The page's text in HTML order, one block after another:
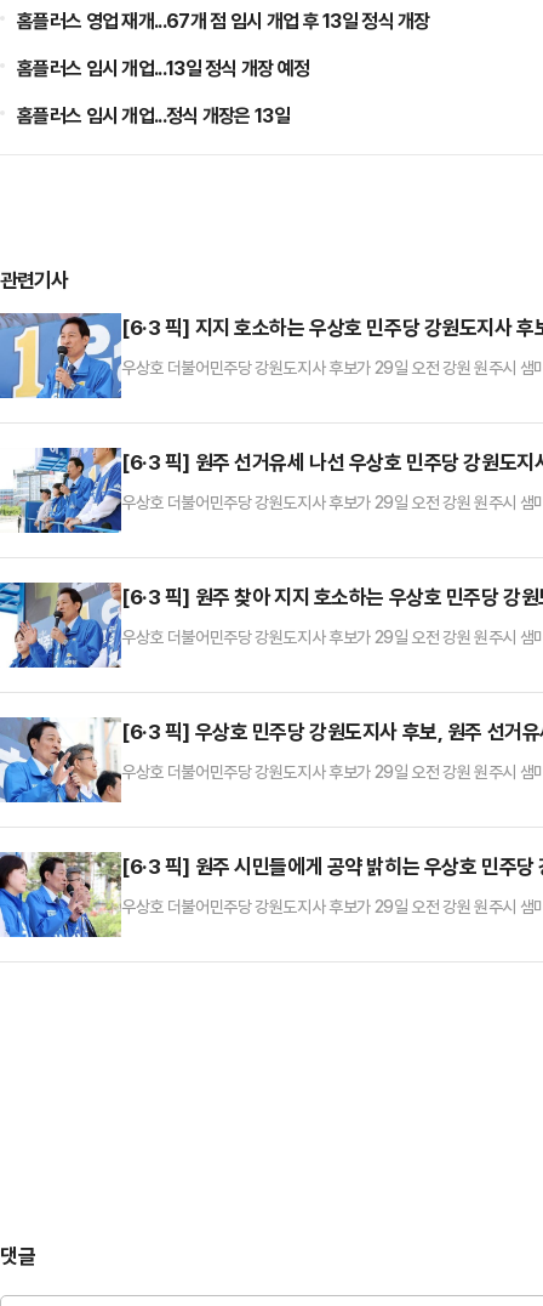
홈플러스 영업 재개...67개 점 임시 개업 후 13일 정식 개장
홈플러스 임시 개업...13일 정식 개장 예정
홈플러스 임시 개업...정식 개장은 13일
관련기사
[6·3 픽] 지지 호소하는 우상호 민주당 강원도지사 후
우상호 더불어민주당 강원도지사 후보가 29일 오전 강원 원주시
[6·3 픽] 원주 선거유세 나선 우상호 민주당 강원도지
우상호 더불어민주당 강원도지사 후보가 29일 오전 강원 원주시
[6·3 픽] 원주 찾아 지지 호소하는 우상호 민주당 강
우상호 더불어민주당 강원도지사 후보가 29일 오전 강원 원주시
[6·3 픽] 우상호 민주당 강원도지사 후보, 원주 선거
우상호 더불어민주당 강원도지사 후보가 29일 오전 강원 원주시
[6·3 픽] 원주 시민들에게 공약 밝히는 우상호 민주당
우상호 더불어민주당 강원도지사 후보가 29일 오전 강원 원주시
댓글